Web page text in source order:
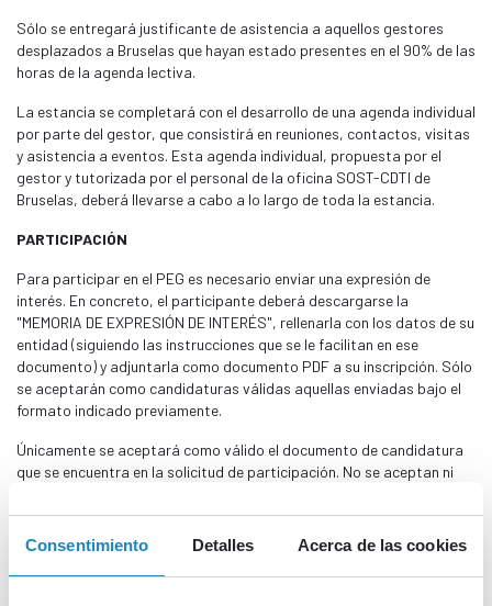
Consentimiento Detalles Acerca de las cookies
Sólo se entregará justificante de asistencia a aquellos gestores
desplazados a Bruselas que hayan estado presentes en el 90% de las
horas de la agenda lectiva.
La estancia se completará con el desarrollo de una agenda individual
por parte del gestor, que consistirá en reuniones, contactos, visitas
y asistencia a eventos. Esta agenda individual, propuesta por el
gestor y tutorizada por el personal de la oficina SOST-CDTI de
Bruselas, deberá llevarse a cabo a lo largo de toda la estancia.
PARTICIPACIÓN
Para participar en el PEG es necesario enviar una expresión de
interés. En concreto, el participante deberá descargarse la
"MEMORIA DE EXPRESIÓN DE INTERÉS", rellenarla con los datos de su
entidad (siguiendo las instrucciones que se le facilitan en ese
documento) y adjuntarla como documento PDF a su inscripción. Sólo
se aceptarán como candidaturas válidas aquellas enviadas bajo el
formato indicado previamente.
Únicamente se aceptará como válido el documento de candidatura
que se encuentra en la solicitud de participación. No se aceptan ni
documentación adicional, siendo motivo de exclusión por defecto de
forma en la candidatura.
El número de gestores seleccionados para la estancia será de un